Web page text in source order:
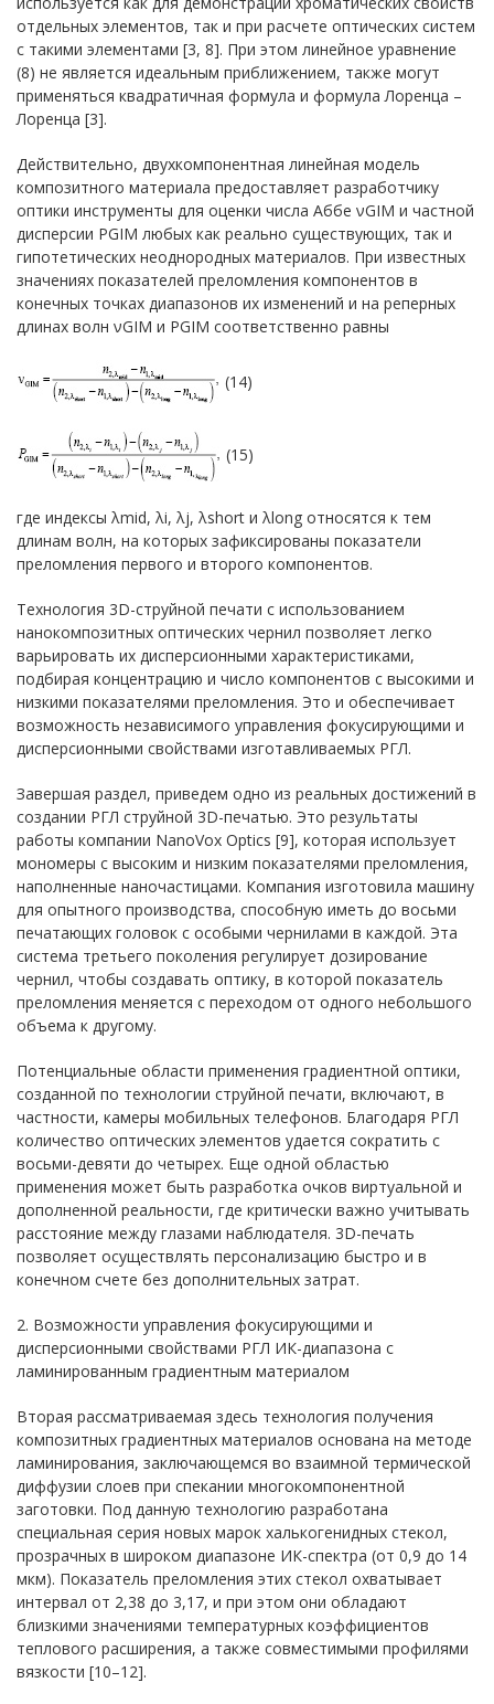
отдельных элементов, так и при расчете оптических систем
с такими элементами [3, 8]. При этом линейное уравнение
(8) не является идеальным приближением, также могут
применяться квадратичная формула и формула Лоренца –
Лоренца [3].
Действительно, двухкомпонентная линейная модель
композитного материала предоставляет разработчику
оптики инструменты для оценки числа Аббе νGIM и частной
дисперсии PGIM любых как реально существующих, так и
гипотетических неоднородных материалов. При известных
значениях показателей преломления компонентов в
конечных точках диапазонов их изменений и на реперных
длинах волн νGIM и PGIM соответственно равны
(14)
(15)
где индексы λmid, λi, λj, λshort и λlong относятся к тем
длинам волн, на которых зафиксированы показатели
преломления первого и второго компонентов.
Технология 3D-струйной печати с использованием
нанокомпозитных оптических чернил позволяет легко
варьировать их дисперсионными характеристиками,
подбирая концентрацию и число компонентов с высокими и
низкими показателями преломления. Это и обеспечивает
возможность независимого управления фокусирующими и
дисперсионными свойствами изготавливаемых РГЛ.
Завершая раздел, приведем одно из реальных достижений в
создании РГЛ струйной 3D-печатью. Это результаты
работы компании NanoVox Optics [9], которая использует
мономеры с высоким и низким показателями преломления,
наполненные наночастицами. Компания изготовила машину
для опытного производства, способную иметь до восьми
печатающих головок с особыми чернилами в каждой. Эта
система третьего поколения регулирует дозирование
чернил, чтобы создавать оптику, в которой показатель
преломления меняется с переходом от одного небольшого
объема к другому.
Потенциальные области применения градиентной оптики,
созданной по технологии струйной печати, включают, в
частности, камеры мобильных телефонов. Благодаря РГЛ
количество оптических элементов удается сократить с
восьми-девяти до четырех. Еще одной областью
применения может быть разработка очков виртуальной и
дополненной реальности, где критически важно учитывать
расстояние между глазами наблюдателя. 3D-печать
позволяет осуществлять персонализацию быстро и в
конечном счете без дополнительных затрат.
2. Возможности управления фокусирующими и
дисперсионными свойствами РГЛ ИК-диапазона с
ламинированным градиентным материалом
Вторая рассматриваемая здесь технология получения
композитных градиентных материалов основана на методе
ламинирования, заключающемся во взаимной термической
диффузии слоев при спекании многокомпонентной
заготовки. Под данную технологию разработана
специальная серия новых марок халькогенидных стекол,
прозрачных в широком диапазоне ИК-спектра (от 0,9 до 14
мкм). Показатель преломления этих стекол охватывает
интервал от 2,38 до 3,17, и при этом они обладают
близкими значениями температурных коэффициентов
теплового расширения, а также совместимыми профилями
вязкости [10–12].